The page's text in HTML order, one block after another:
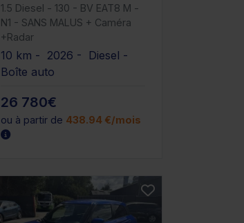
1.5 Diesel - 130 - BV EAT8 M -
N1 - SANS MALUS + Caméra
+Radar
10 km - 2026 - Diesel -
Boîte auto
26 780€
ou à partir de 438.94 €/mois